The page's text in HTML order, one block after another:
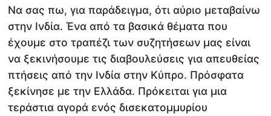
Να σας πω, για παράδειγμα, ότι αύριο μεταβαίνω
στην Ινδία. Ένα από τα βασικά θέματα που
έχουμε στο τραπέζι των συζητήσεων μας είναι
να ξεκινήσουμε τις διαβουλεύσεις για απευθείας
πτήσεις από την Ινδία στην Κύπρο. Πρόσφατα
ξεκίνησε με την Ελλάδα. Πρόκειται για μια
τεράστια αγορά ενός δισεκατομμυρίου